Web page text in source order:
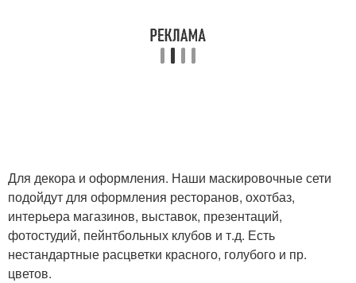
Для декора и оформления. Наши маскировочные сети
подойдут для оформления ресторанов, охотбаз,
интерьера магазинов, выставок, презентаций,
фотостудий, пейнтбольных клубов и т.д. Есть
нестандартные расцветки красного, голубого и пр.
цветов.